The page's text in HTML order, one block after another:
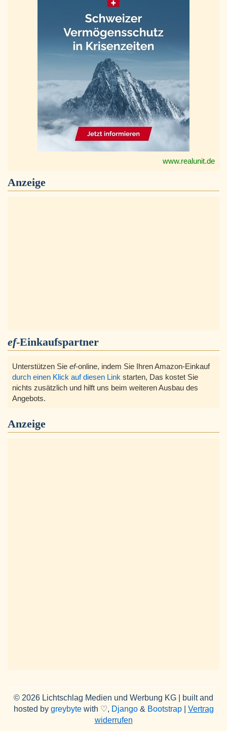
www.realunit.de
Anzeige
ef-Einkaufspartner
Unterstützen Sie ef-online, indem Sie Ihren Amazon-Einkauf
durch einen Klick auf diesen Link starten, Das kostet Sie
nichts zusätzlich und hilft uns beim weiteren Ausbau des
Angebots.
Anzeige
© 2026 Lichtschlag Medien und Werbung KG | built and
hosted by greybytewith ♡, Django& Bootstrap| Vertrag
widerrufen